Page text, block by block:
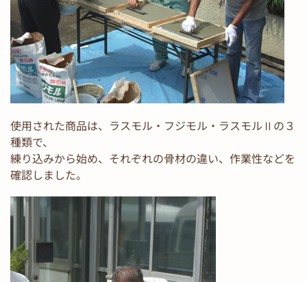
使用された商品は、ラスモル・フジモル・ラスモルⅡの３
種類で、
練り込みから始め、それぞれの骨材の違い、作業性などを
確認しました。